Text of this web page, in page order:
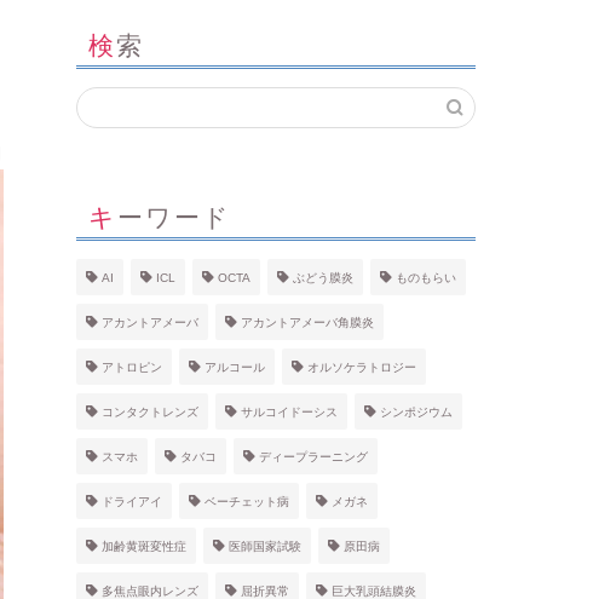
検索
キーワード
AI ICL OCTA ぶどう膜炎 ものもらい
アカントアメーバ アカントアメーバ角膜炎
アトロピン アルコール オルソケラトロジー
コンタクトレンズ サルコイドーシス シンポジウム
スマホ タバコ ディープラーニング
ドライアイ ベーチェット病 メガネ
加齢黄斑変性症 医師国家試験 原田病
多焦点眼内レンズ 屈折異常 巨大乳頭結膜炎